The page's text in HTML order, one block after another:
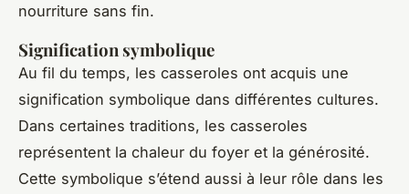
nourriture sans fin.
Signification symbolique
Au fil du temps, les casseroles ont acquis une
signification symbolique dans différentes cultures.
Dans certaines traditions, les casseroles
représentent la chaleur du foyer et la générosité.
Cette symbolique s’étend aussi à leur rôle dans les